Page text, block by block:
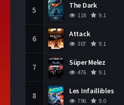
5 The Dark
118 9.1
6 Attack
307 9.1
7 Süper Melez
476 9.1
8 Les Infaillibles
796 9.0